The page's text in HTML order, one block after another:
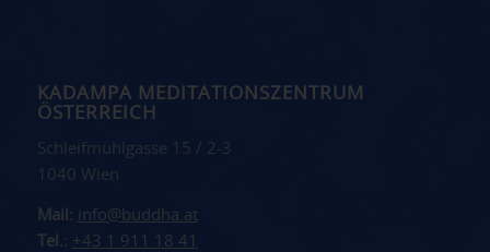
KADAMPA MEDITATIONSZENTRUM
ÖSTERREICH
Schleifmühlgasse 15 / 2-3
1040 Wien
Mail: info@buddha.at
Tel.: +43 1 911 18 41